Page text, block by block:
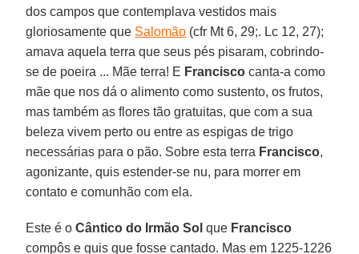
dos campos que contemplava vestidos mais
gloriosamente que Salomão (cfr Mt 6, 29;. Lc 12, 27);
amava aquela terra que seus pés pisaram, cobrindo-
se de poeira ... Mãe terra! E Francisco canta-a como
mãe que nos dá o alimento como sustento, os frutos,
mas também as flores tão gratuitas, que com a sua
beleza vivem perto ou entre as espigas de trigo
necessárias para o pão. Sobre esta terra Francisco,
agonizante, quis estender-se nu, para morrer em
contato e comunhão com ela.
Este é oCântico do Irmão Sol que Francisco
compôs e quis que fosse cantado. Mas em 1225-1226